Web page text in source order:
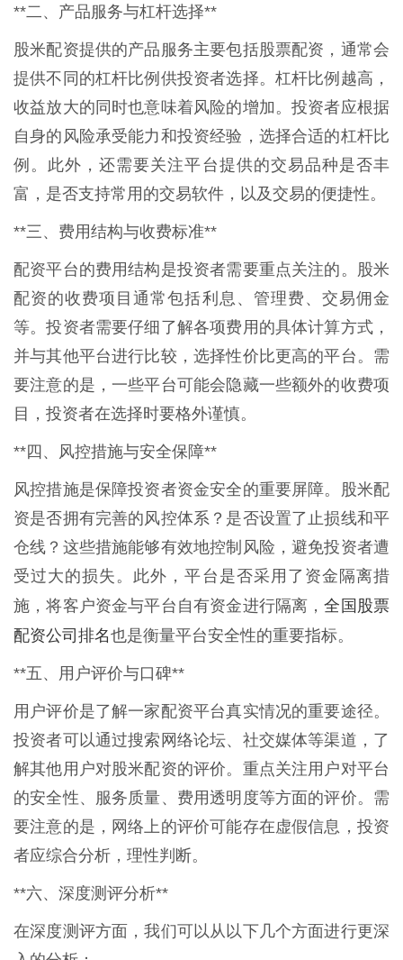
**二、产品服务与杠杆选择**
股米配资提供的产品服务主要包括股票配资，通常会
提供不同的杠杆比例供投资者选择。杠杆比例越高，
收益放大的同时也意味着风险的增加。投资者应根据
自身的风险承受能力和投资经验，选择合适的杠杆比
例。此外，还需要关注平台提供的交易品种是否丰
富，是否支持常用的交易软件，以及交易的便捷性。
**三、费用结构与收费标准**
配资平台的费用结构是投资者需要重点关注的。股米
配资的收费项目通常包括利息、管理费、交易佣金
等。投资者需要仔细了解各项费用的具体计算方式，
并与其他平台进行比较，选择性价比更高的平台。需
要注意的是，一些平台可能会隐藏一些额外的收费项
目，投资者在选择时要格外谨慎。
**四、风控措施与安全保障**
风控措施是保障投资者资金安全的重要屏障。股米配
资是否拥有完善的风控体系？是否设置了止损线和平
仓线？这些措施能够有效地控制风险，避免投资者遭
受过大的损失。此外，平台是否采用了资金隔离措
施，将客户资金与平台自有资金进行隔离，全国股票
配资公司排名也是衡量平台安全性的重要指标。
**五、用户评价与口碑**
用户评价是了解一家配资平台真实情况的重要途径。
投资者可以通过搜索网络论坛、社交媒体等渠道，了
解其他用户对股米配资的评价。重点关注用户对平台
的安全性、服务质量、费用透明度等方面的评价。需
要注意的是，网络上的评价可能存在虚假信息，投资
者应综合分析，理性判断。
**六、深度测评分析**
在深度测评方面，我们可以从以下几个方面进行更深